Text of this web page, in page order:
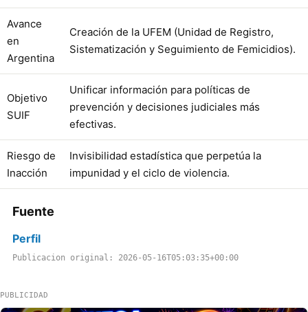
Avance
en
Argentina
Creación de la UFEM (Unidad de Registro,
Sistematización y Seguimiento de Femicidios).
Objetivo
SUIF
Unificar información para políticas de
prevención y decisiones judiciales más
efectivas.
Riesgo de
Inacción
Invisibilidad estadística que perpetúa la
impunidad y el ciclo de violencia.
Fuente
Perfil
Publicacion original: 2026-05-16T05:03:35+00:00
PUBLICIDAD